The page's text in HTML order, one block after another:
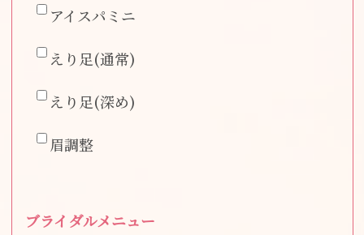
アイスパミニ
えり足(通常)
えり足(深め)
眉調整
ブライダルメニュー